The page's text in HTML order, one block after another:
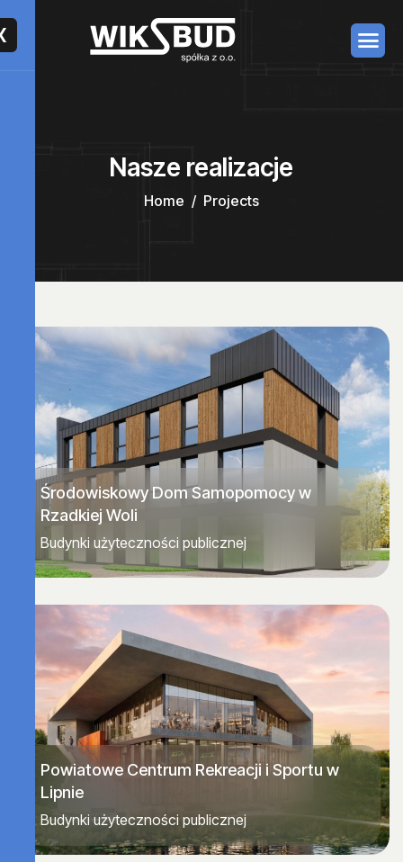
Nasze realizacje
Home Projects
Środowiskowy Dom Samopomocy w
Rzadkiej Woli
Budynki użyteczności publicznej
Powiatowe Centrum Rekreacji i Sportu w
Lipnie
Budynki użyteczności publicznej